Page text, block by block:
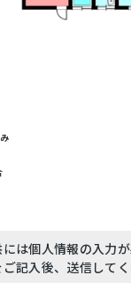
は個人情報の入力
記入後、送信してく